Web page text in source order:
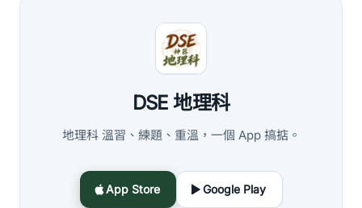
DSE 地理科
地理科 溫習、練題、重溫，一個 App 搞掂。
App Store Google Play